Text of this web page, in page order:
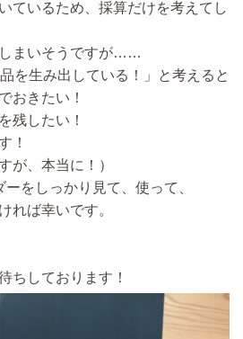
ているため、採算だけを考えてし
まいそうですが……
を生み出している！」と考えると
おきたい！
残したい！
！
が、本当に！）
をしっかり見て、使って、
れば幸いです。
ちしております！